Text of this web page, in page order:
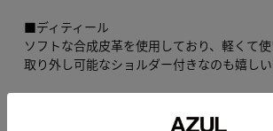
■ディティール
ソフトな合成皮革を使用しており、軽くて使
取り外し可能なショルダー付きなのも嬉しい